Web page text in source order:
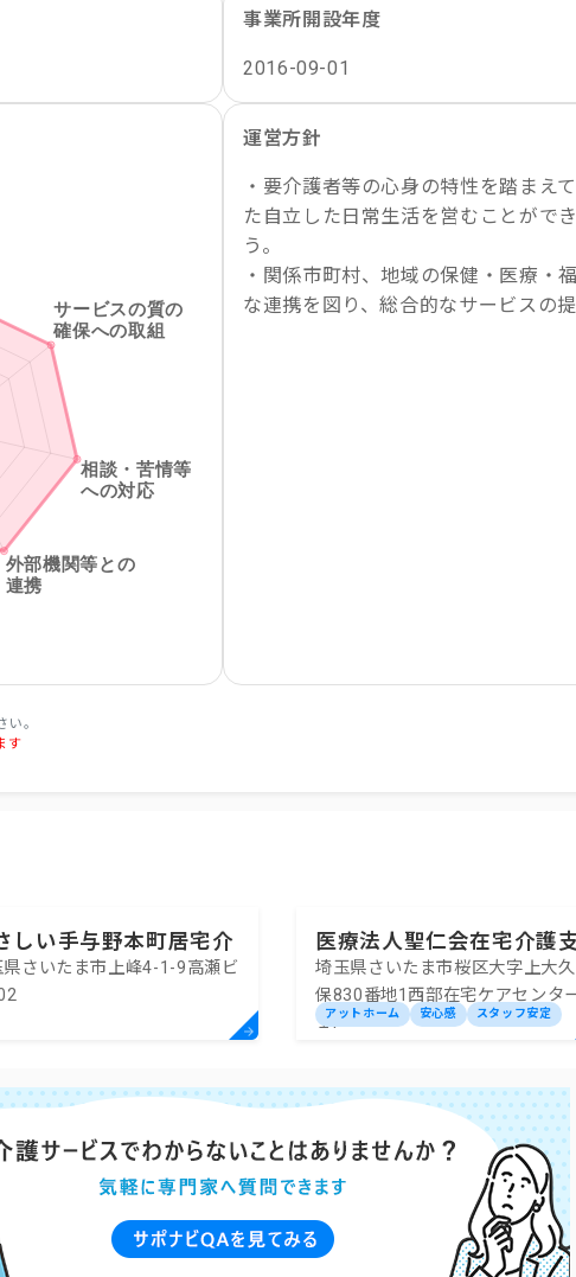
事業所開設年度
2016-09-01
運営方針
・要介護者等の心身の特性を踏まえ
た自立した日常生活を営むことがで
う。
・関係市町村、地域の保健・医療・
な連携を図り、総合的なサービスの提
い。
す
しい手与野本町居宅介
援事業所
県さいたま市上峰4-1-9高瀬ビ
医療法人聖仁会在宅介護
援センター大久保
埼玉県さいたま市桜区大字上大久
保830番地1西部在宅ケアセンタ
１F
アットホーム 安心感 スタッフ安定